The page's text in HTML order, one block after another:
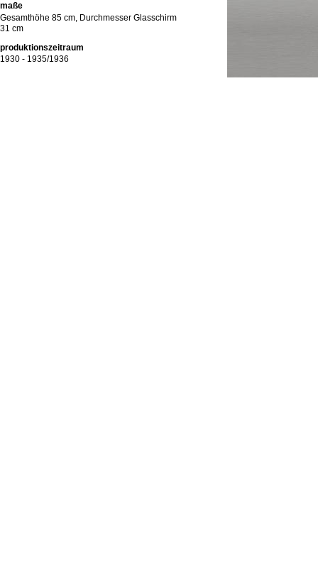
maße
Gesamthöhe 85 cm, Durchmesser Glasschirm
31 cm
produktionszeitraum
1930 - 1935/1936